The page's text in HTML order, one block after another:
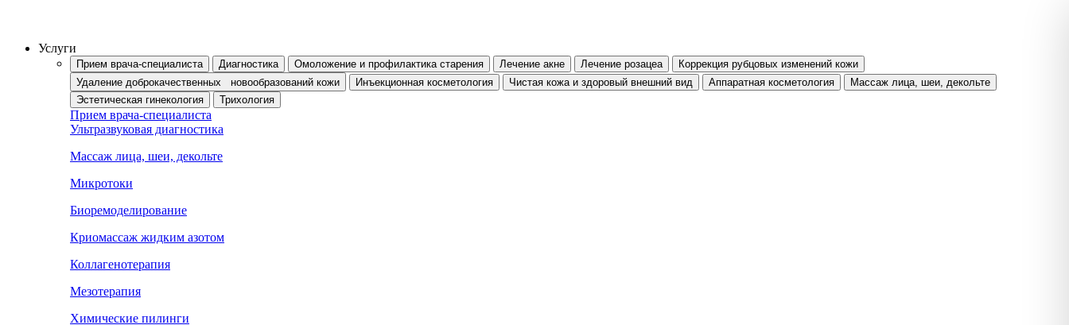
содержимому
Услуги
Прием врача-специалиста Диагностика Омоложение и профилактика старения Лечение акне Лечение розацеа
Коррекция рубцовых изменений кожи
Удаление доброкачественных новообразований кожи
Инъекционная косметология Чистая кожа и здоровый внешний вид Аппаратная косметология
Массаж лица, шеи, декольте
Эстетическая гинекология
Трихология
Прием врача-специалиста
Ультразвуковая диагностика
Массаж лица, шеи, декольте
Микротоки
Биоремоделирование
Криомассаж жидким азотом
Коллагенотерапия
Мезотерапия
Химические пилинги